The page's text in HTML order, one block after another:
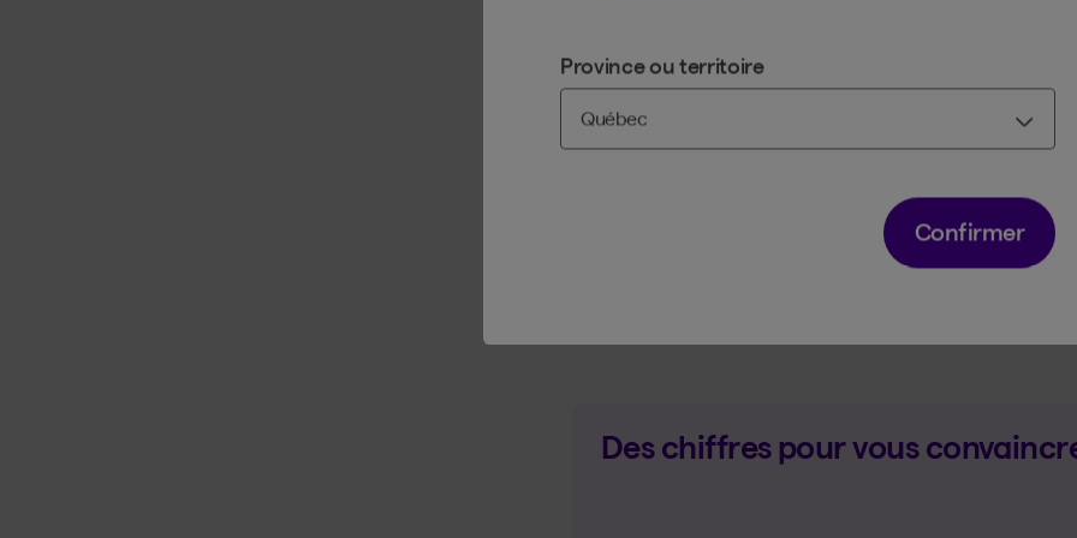
le jugement
la capacité d’apprendre et de résoudre
le calcul
l’orientation dans le temps et dans
Des chiffres pour vous
Province ou territoire
Confirmer